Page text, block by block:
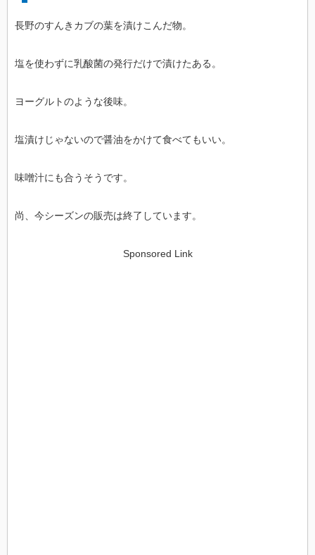
長野のすんきカブの葉を漬けこんだ物。
塩を使わずに乳酸菌の発行だけで漬けたある。
ヨーグルトのような後味。
塩漬けじゃないので醤油をかけて食べてもいい。
味噌汁にも合うそうです。
尚、今シーズンの販売は終了しています。
Sponsored Link